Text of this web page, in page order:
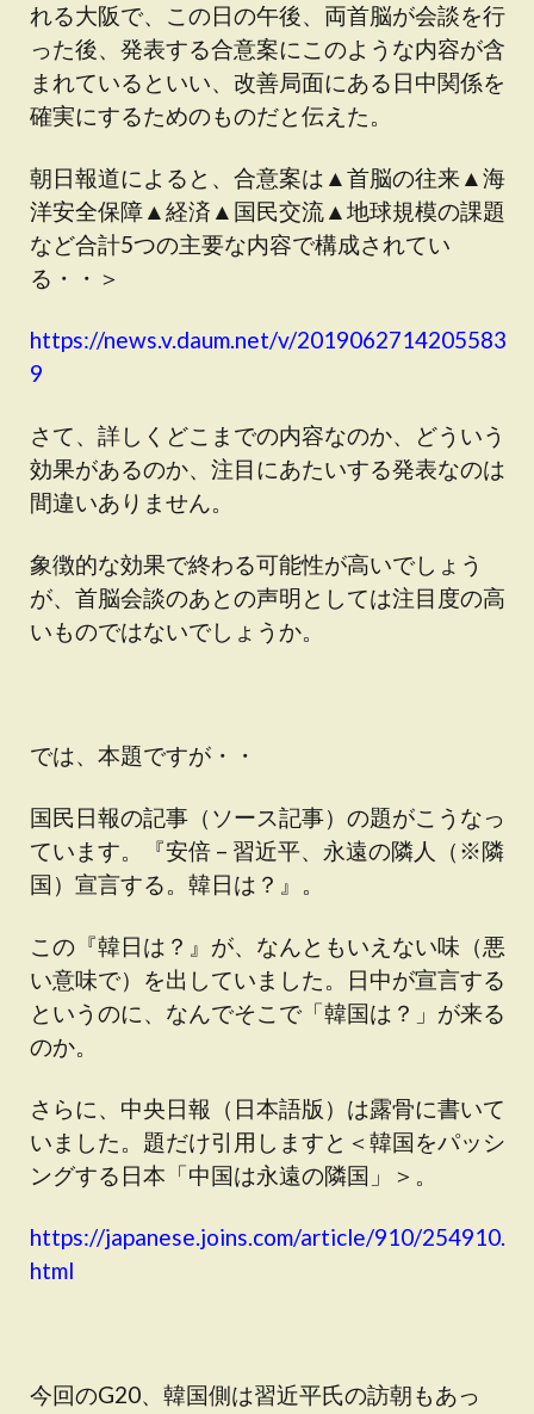
れる大阪で、この日の午後、両首脳が会談を行
った後、発表する合意案にこのような内容が含
まれているといい、改善局面にある日中関係を
確実にするためのものだと伝えた。
朝日報道によると、合意案は▲首脳の往来▲海
洋安全保障▲経済▲国民交流▲地球規模の課題
など合計5つの主要な内容で構成されてい
る・・＞
https://news.v.daum.net/v/2019062714205583
9
さて、詳しくどこまでの内容なのか、どういう
効果があるのか、注目にあたいする発表なのは
間違いありません。
象徴的な効果で終わる可能性が高いでしょう
が、首脳会談のあとの声明としては注目度の高
いものではないでしょうか。
では、本題ですが・・
国民日報の記事（ソース記事）の題がこうなっ
ています。『安倍 – 習近平、永遠の隣人（※隣
国）宣言する。韓日は？』。
この『韓日は？』が、なんともいえない味（悪
い意味で）を出していました。日中が宣言する
というのに、なんでそこで「韓国は？」が来る
のか。
さらに、中央日報（日本語版）は露骨に書いて
いました。題だけ引用しますと＜韓国をパッシ
ングする日本「中国は永遠の隣国」＞。
https://japanese.joins.com/article/910/254910.
html
今回のG20、韓国側は習近平氏の訪朝もあっ